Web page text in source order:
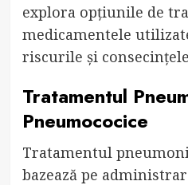
explora opțiunile de
medicamentele
riscurile și
Tratamentul
Pneumococice
Tratamentul
bazează pe